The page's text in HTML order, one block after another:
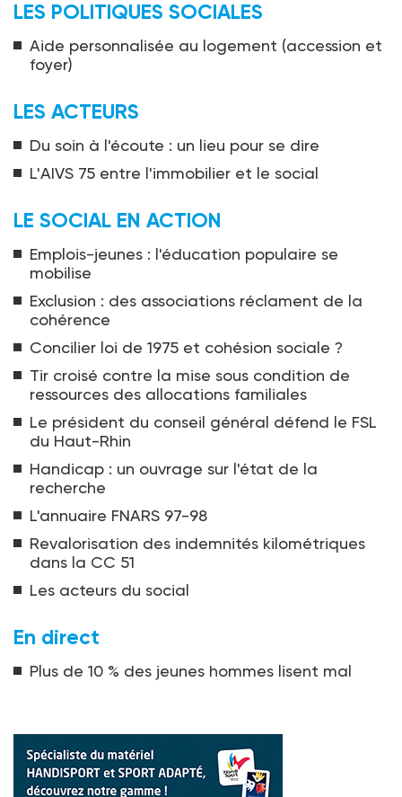
LES POLITIQUES SOCIALES
Aide personnalisée au logement (accession et
foyer)
LES ACTEURS
Du soin à l'écoute : un lieu pour se dire
L'AIVS 75 entre l'immobilier et le social
LE SOCIAL EN ACTION
Emplois-jeunes : l'éducation populaire se
mobilise
Exclusion : des associations réclament de la
cohérence
Concilier loi de 1975 et cohésion sociale ?
Tir croisé contre la mise sous condition de
ressources des allocations familiales
Le président du conseil général défend le FSL
du Haut-Rhin
Handicap : un ouvrage sur l'état de la
recherche
L'annuaire FNARS 97-98
Revalorisation des indemnités kilométriques
dans la CC 51
Les acteurs du social
En direct
Plus de 10 % des jeunes hommes lisent mal